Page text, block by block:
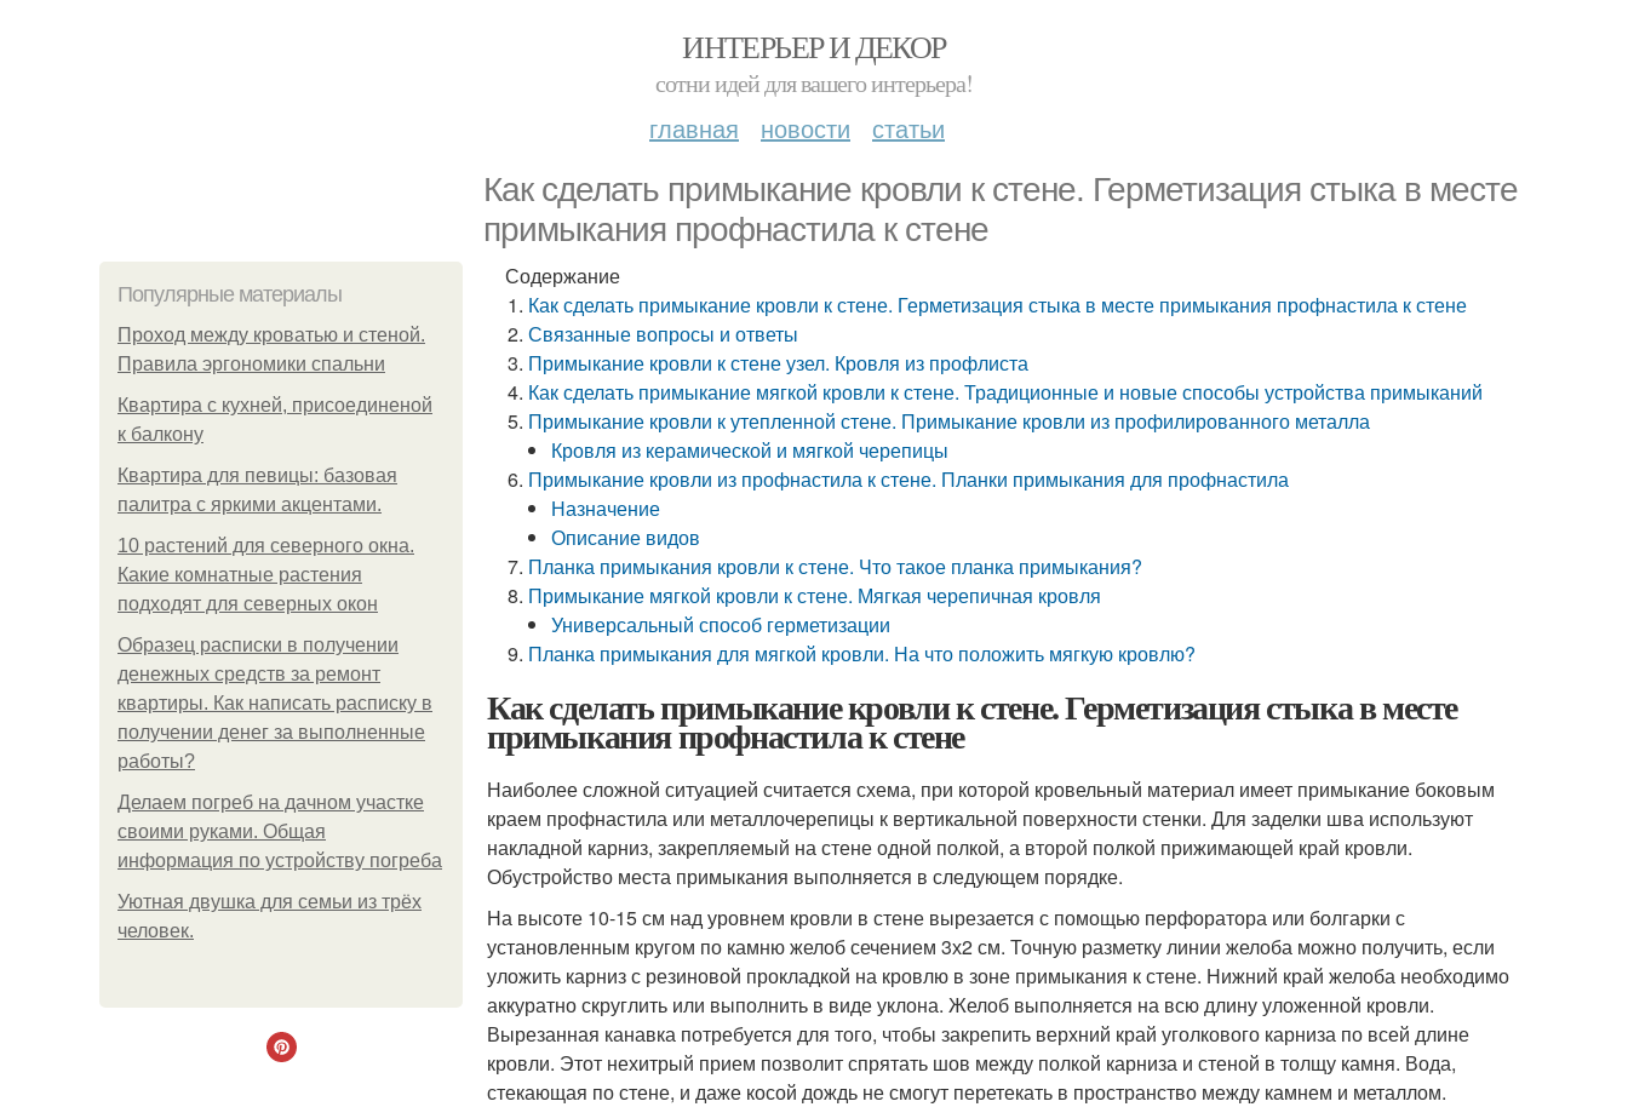
ИНТЕРЬЕР И ДЕКОР
сотни идей для вашего интерьера!
главная новости статьи
Как сделать примыкание кровли к стене. Герметизация стыка в месте
примыкания профнастила к стене
Популярные материалы
Проход между кроватью и стеной.
Правила эргономики спальни
Квартира с кухней, присоединеной
к балкону
Квартира для певицы: базовая
палитра с яркими акцентами.
10 растений для северного окна.
Какие комнатные растения
подходят для северных окон
Образец расписки в получении
денежных средств за ремонт
квартиры. Как написать расписку в
получении денег за выполненные
работы?
Делаем погреб на дачном участке
своими руками. Общая
информация по устройству погреба
Уютная двушка для семьи из трёх
человек.
Содержание
Как сделать примыкание кровли к стене. Герметизация стыка в месте примыкания профнастила к стене
Связанные вопросы и ответы
Примыкание кровли к стене узел. Кровля из профлиста
Как сделать примыкание мягкой кровли к стене. Традиционные и новые способы устройства примыканий
Примыкание кровли к утепленной стене. Примыкание кровли из профилированного металла
Кровля из керамической и мягкой черепицы
Примыкание кровли из профнастила к стене. Планки примыкания для профнастила
Назначение
Описание видов
Планка примыкания кровли к стене. Что такое планка примыкания?
Примыкание мягкой кровли к стене. Мягкая черепичная кровля
Универсальный способ герметизации
Планка примыкания для мягкой кровли. На что положить мягкую кровлю?
Как сделать примыкание кровли к стене. Герметизация стыка в месте
примыкания профнастила к стене
Наиболее сложной ситуацией считается схема, при которой кровельный материал имеет примыкание боковым
краем профнастила или металлочерепицы к вертикальной поверхности стенки. Для заделки шва используют
накладной карниз, закрепляемый на стене одной полкой, а второй полкой прижимающей край кровли.
Обустройство места примыкания выполняется в следующем порядке.
На высоте 10-15 см над уровнем кровли в стене вырезается с помощью перфоратора или болгарки с
установленным кругом по камню желоб сечением 3х2 см. Точную разметку линии желоба можно получить, если
уложить карниз с резиновой прокладкой на кровлю в зоне примыкания к стене. Нижний край желоба необходимо
аккуратно скруглить или выполнить в виде уклона. Желоб выполняется на всю длину уложенной кровли.
Вырезанная канавка потребуется для того, чтобы закрепить верхний край уголкового карниза по всей длине
кровли. Этот нехитрый прием позволит спрятать шов между полкой карниза и стеной в толщу камня. Вода,
стекающая по стене, и даже косой дождь не смогут перетекать в пространство между камнем и металлом.